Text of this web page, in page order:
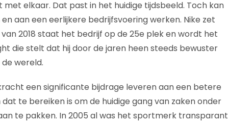
elkaar. Dat past in het huidige tijdsbeeld. Toch kan
aan een eerlijkere bedrijfsvoering werken. Nike zet
van 2018 staat het bedrijf op de 25e plek en wordt het
die stelt dat hij door de jaren heen steeds bewuster
wereld.
een significante bijdrage leveren aan een betere
te bereiken is om de huidige gang van zaken onder
te pakken. In 2005 al was het sportmerk transparant